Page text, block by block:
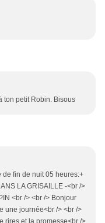
ton petit Robin. Bisous
de fin de nuit 05 heures:+
LA GRISAILLE -<br />
<br /> <br /> Bonjour
une journée<br /> <br />
rires et la promesse<br />